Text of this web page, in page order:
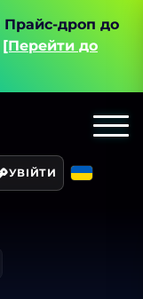
Прайс-дроп до
[Перейти до
УВІЙТИ